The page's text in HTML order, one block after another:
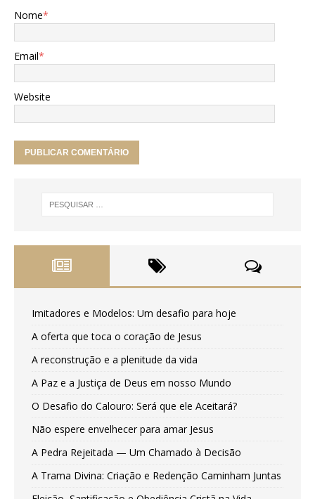
Nome*
Email*
Website
Imitadores e Modelos: Um desafio para hoje
A oferta que toca o coração de Jesus
A reconstrução e a plenitude da vida
A Paz e a Justiça de Deus em nosso Mundo
O Desafio do Calouro: Será que ele Aceitará?
Não espere envelhecer para amar Jesus
A Pedra Rejeitada — Um Chamado à Decisão
A Trama Divina: Criação e Redenção Caminham Juntas